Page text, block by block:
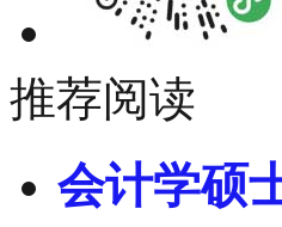
推荐阅读
会计学硕